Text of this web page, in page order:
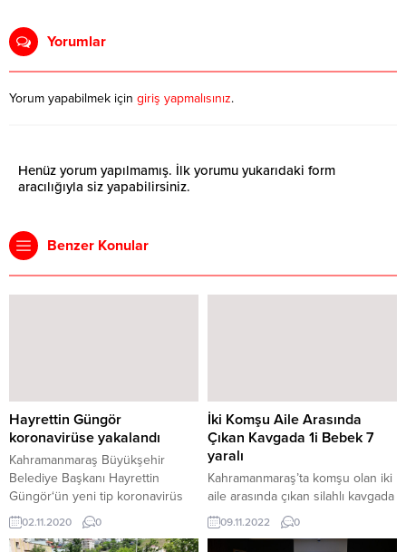
Yorumlar
Yorum yapabilmek için giriş yapmalısınız.
Henüz yorum yapılmamış. İlk yorumu yukarıdaki form
aracılığıyla siz yapabilirsiniz.
Benzer Konular
Hayrettin Güngör
koronavirüse yakalandı
Kahramanmaraş Büyükşehir
Belediye Başkanı Hayrettin
Güngör‘ün yeni tip koronavirüs
(Kovid-19) testi pozitif çıktı.
Kahramanmaraş Büyükşehir
02.11.2020 0
İki Komşu Aile Arasında
Çıkan Kavgada 1i Bebek 7
yaralı
Kahramanmaraş’ta komşu olan iki
aile arasında çıkan silahlı kavgada
1’i bebek 7 kişi yaralandı.
Kahramanmaraş’ta komşu olan iki
09.11.2022 0